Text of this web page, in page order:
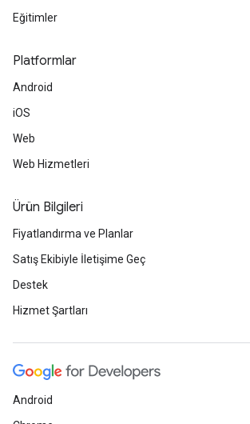
Eğitimler
Platformlar
Android
iOS
Web
Web Hizmetleri
Ürün Bilgileri
Fiyatlandırma ve Planlar
Satış Ekibiyle İletişime Geç
Destek
Hizmet Şartları
Android